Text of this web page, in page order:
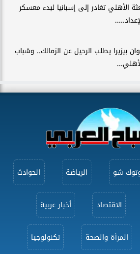
الأهلي تغادر إلى إسبانيا لبدء معسكر
بيزيرا يطلب الرحيل عن الزمالك.. وشباب
شو الرياضة الحوادث
الاقتصاد أخبار عربية
المرأة والصحة تكنولوجيا